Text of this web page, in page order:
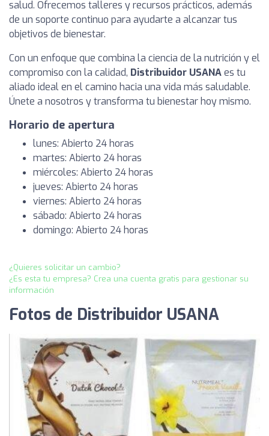
salud. Ofrecemos talleres y recursos prácticos, además
de un soporte continuo para ayudarte a alcanzar tus
objetivos de bienestar.
Con un enfoque que combina la ciencia de la nutrición y el
compromiso con la calidad, Distribuidor USANAes tu
aliado ideal en el camino hacia una vida más saludable.
Únete a nosotros y transforma tu bienestar hoy mismo.
Horario de apertura
lunes: Abierto 24 horas
martes: Abierto 24 horas
miércoles: Abierto 24 horas
jueves: Abierto 24 horas
viernes: Abierto 24 horas
sábado: Abierto 24 horas
domingo: Abierto 24 horas
¿Quieres solicitar un cambio?
¿Es esta tu empresa? Crea una cuenta gratis para gestionar su
información
Fotos de Distribuidor USANA